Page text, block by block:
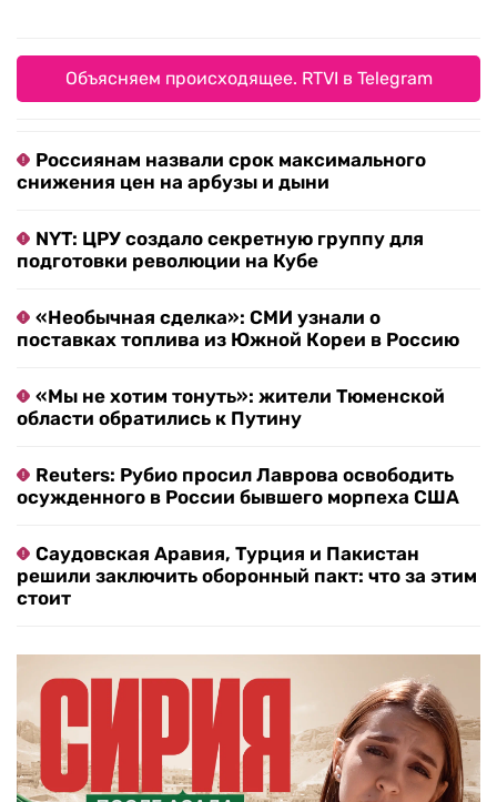
Объясняем происходящее. RTVI в Telegram
Россиянам назвали срок максимального
снижения цен на арбузы и дыни
NYT: ЦРУ создало секретную группу для
подготовки революции на Кубе
«Необычная сделка»: СМИ узнали о
поставках топлива из Южной Кореи в Россию
«Мы не хотим тонуть»: жители Тюменской
области обратились к Путину
Reuters: Рубио просил Лаврова освободить
осужденного в России бывшего морпеха США
Саудовская Аравия, Турция и Пакистан
решили заключить оборонный пакт: что за этим
стоит